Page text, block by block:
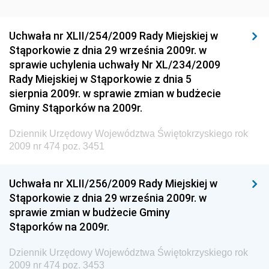
Środowiska
Dziennik Urzędowy Ministerstwa Administracji,
Gospodarki Terenowej i Ochrony Środowiska
Dziennik Urzędowy Ministerstwa Administracji i
Gospodarki Przestrzennej
Dziennik Urzędowy Unii Europejskiej, L
Dziennik Urzędowy Ministerstwa Komunikacji
Chemicznego i Lekkiego
Dziennik Urzędowy Ministerstwa Rolnictwa i
Gospodarki Żywnościowej
Społecznej
Uchwała nr XLII/254/2009 Rady Miejskiej w
Stąporkowie z dnia 29 września 2009r. w
sprawie uchylenia uchwały Nr XL/234/2009
Rady Miejskiej w Stąporkowie z dnia 5
sierpnia 2009r. w sprawie zmian w budżecie
Gminy Stąporków na 2009r.
Dziennik Urzędowy Województwa Świętokrzyskiego rok
2009 nr 474 poz. 3451
Uchwała nr XLII/256/2009 Rady Miejskiej w
Stąporkowie z dnia 29 września 2009r. w
sprawie zmian w budżecie Gminy
Stąporków na 2009r.
Dziennik Urzędowy Województwa Świętokrzyskiego rok
2009 nr 474 poz. 3453